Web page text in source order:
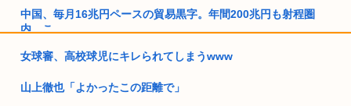
中国、毎月16兆円ペースの貿易黒字。年間200兆円も射程圏
内。こ...
【画像】ワイが今まで信じてきた常識www
識者「山上徹也が安倍晋三を討たなければ、日本国は今でも統
女球審、高校球児にキレられてしまうwww
山上徹也「よかったこの距離で」